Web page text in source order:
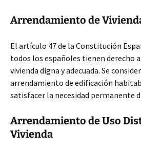
Arrendamiento de
El artículo 47 de la Constitución
todos los españoles tienen derecho
vivienda digna y adecuada. Se
arrendamiento de edificación
satisfacer la necesidad permanente
Arrendamiento de Uso
Vivienda